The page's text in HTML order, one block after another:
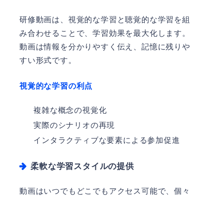
研修動画は、視覚的な学習と聴覚的な学習を組
み合わせることで、学習効果を最大化します。
動画は情報を分かりやすく伝え、記憶に残りや
すい形式です。
視覚的な学習の利点
複雑な概念の視覚化
実際のシナリオの再現
インタラクティブな要素による参加促進
柔軟な学習スタイルの提供
動画はいつでもどこでもアクセス可能で、個々